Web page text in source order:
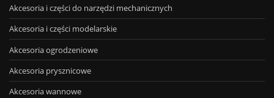
Akcesoria i części do narzędzi mechanicznych
Akcesoria i części modelarskie
Akcesoria ogrodzeniowe
Akcesoria prysznicowe
Akcesoria wannowe